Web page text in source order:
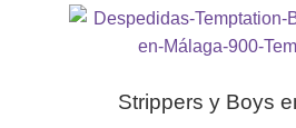
Strippers y Boys